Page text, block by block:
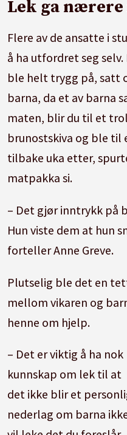
sammen med barna,
med.
Ikke ha for store
skal bli på en
Se om hverdagen kan
måte, slik at det blir
Sett av tid til å se
slags tema de er
avbrytes.
Øv deg på å leke ved
barna, og ikke kjør på
Si ja til barnas forslag
det barna gjør.
å skape en verden
gå inn i en rolle, å
plastloff med egg
Lek ga
Flere av de ansatte i
å ha utfordret seg
ble helt trygg på, satt
barna, da et av barna
maten, blir du til et
brunostskiva og ble til
tilbake uka etter,
matpakka si.
– Det gjør inntrykk på
Hun viste dem at hun
forteller Anne Greve.
Plutselig ble det en
mellom vikaren og
henne om hjelp.
– Det er viktig å ha nok
kunnskap om lek til at
det ikke blir et
nederlag om barna